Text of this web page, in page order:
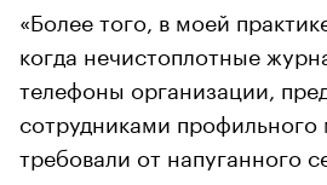
«Более того, в моей
когда нечистоплотные
телефоны организации,
сотрудниками профильного
требовали от напуганного